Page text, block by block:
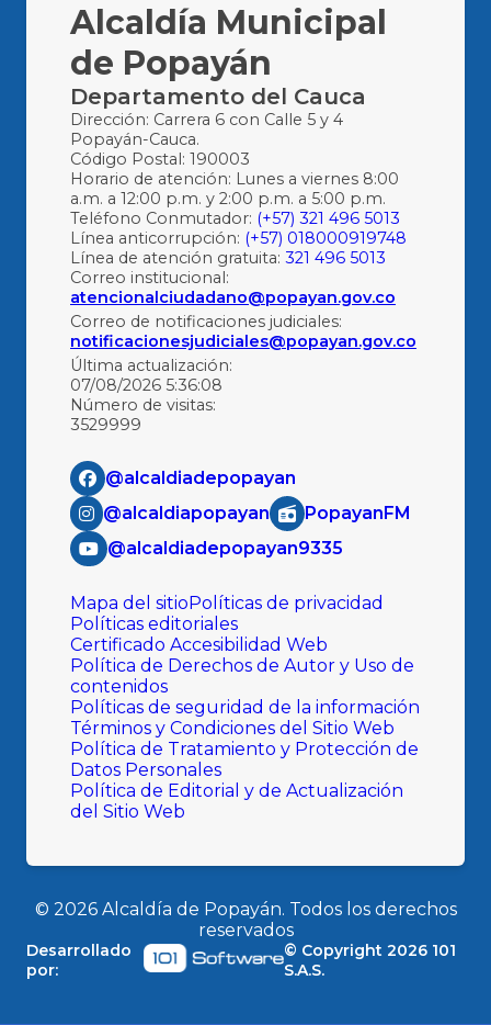
Alcaldía Municipal
de Popayán
Departamento del Cauca
Dirección: Carrera 6 con Calle 5 y 4
Popayán-Cauca.
Código Postal: 190003
Horario de atención: Lunes a viernes 8:00
a.m. a 12:00 p.m. y 2:00 p.m. a 5:00 p.m.
Teléfono Conmutador: (+57) 321 496 5013
Línea anticorrupción: (+57) 018000919748
Línea de atención gratuita: 321 496 5013
Correo institucional:
atencionalciudadano@popayan.gov.co
Correo de notificaciones judiciales:
notificacionesjudiciales@popayan.gov.co
Última actualización:
07/08/2026 5:36:08
Número de visitas:
3529999
@alcaldiadepopayan
@alcaldiapopayan
PopayanFM
@alcaldiadepopayan9335
Mapa del sitioPolíticas de privacidad
Políticas editoriales
Certificado Accesibilidad Web
Política de Derechos de Autor y Uso de
contenidos
Políticas de seguridad de la información
Términos y Condiciones del Sitio Web
Política de Tratamiento y Protección de
Datos Personales
Política de Editorial y de Actualización
del Sitio Web
© 2026Alcaldía de Popayán. Todos los derechos
reservados
Desarrollado
por:
© Copyright2026 101
S.A.S.